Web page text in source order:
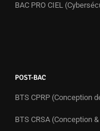
BAC PRO CIEL
POST-BAC
BTS CPRP (Conception
BTS CRSA (Conception